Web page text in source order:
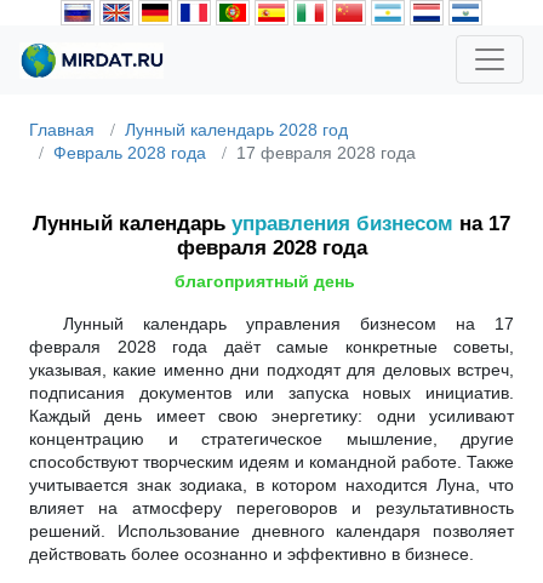
Главная
Лунный календарь 2028 год
Февраль 2028 года
17 февраля 2028 года
Лунный календарь управления бизнесом на 17
февраля 2028 года
благоприятный день
Лунный календарь управления бизнесом на 17
февраля 2028 года даёт самые конкретные советы,
указывая, какие именно дни подходят для деловых встреч,
подписания документов или запуска новых инициатив.
Каждый день имеет свою энергетику: одни усиливают
концентрацию и стратегическое мышление, другие
способствуют творческим идеям и командной работе. Также
учитывается знак зодиака, в котором находится Луна, что
влияет на атмосферу переговоров и результативность
решений. Использование дневного календаря позволяет
действовать более осознанно и эффективно в бизнесе.